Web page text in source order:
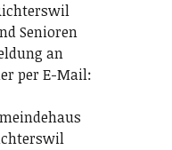
Senioren
an
per E-Mail: